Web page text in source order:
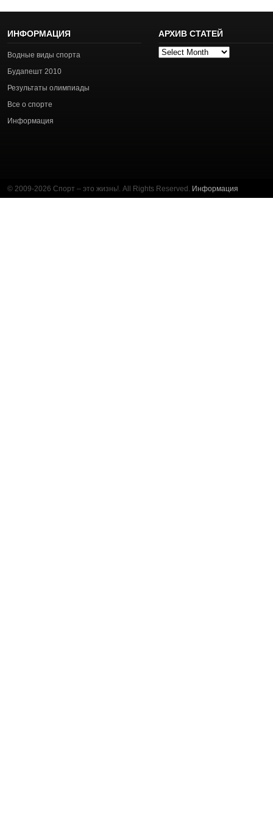
ИНФОРМАЦИЯ
Водные виды спорта
Будапешт 2010
Результаты олимпиады
Все о спорте
Информация
АРХИВ СТАТЕЙ
Архив
© 2009-2026 Спорт – это жизнь!. All Rights Reserved. Информация